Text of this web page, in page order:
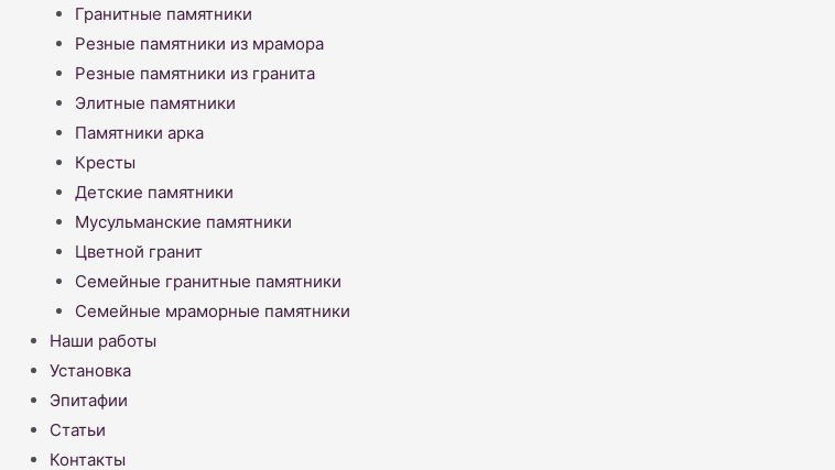
Гранитные памятники
Резные памятники из мрамора
Резные памятники из гранита
Элитные памятники
Памятники арка
Кресты
Детские памятники
Мусульманские памятники
Цветной гранит
Семейные гранитные памятники
Семейные мраморные памятники
Наши работы
Установка
Эпитафии
Статьи
Контакты